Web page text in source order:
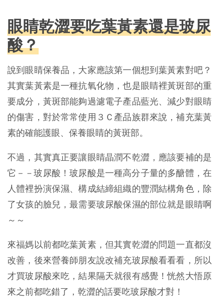
眼睛乾澀要吃葉黃素還是玻尿
酸？
說到眼睛保養品，大家應該第一個想到葉黃素對吧？
其實葉黃素是一種抗氧化物，也是眼睛裡黃斑部的重
要成分，黃斑部能夠過濾電子產品藍光、減少對眼睛
的傷害，對於常常使用３Ｃ產品族群來說，補充葉黃
素的確能護眼、保養眼睛的黃斑部。
不過，其實真正要讓眼睛晶潤不乾澀，應該要補的是
它－－玻尿酸！玻尿酸是一種高分子量的多醣體，在
人體裡扮演保濕、構成結締組織的豐潤結構角色，除
了女孩的臉兒，最需要玻尿酸保濕的部位就是眼睛啊
～～
來福媽以前都吃葉黃素，但其實乾澀的問題一直都沒
改善，後來營養師朋友說改補充玻尿酸看看看，所以
才買玻尿酸來吃，結果隔天就很有感覺！恍然大悟原
來之前都吃錯了，乾澀的話要吃玻尿酸才對！